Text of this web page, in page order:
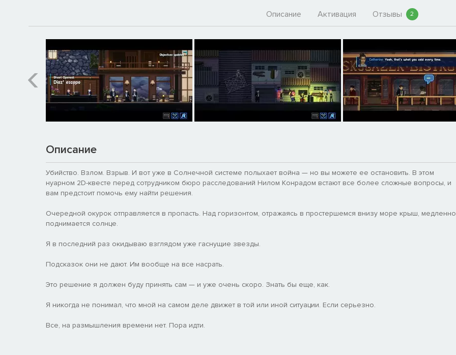
Описание Активация Отзывы 2
Описание
Убийство. Взлом. Взрыв. И вот уже в Солнечной системе полыхает война — но вы можете ее остановить. В этом
нуарном 2D-квесте перед сотрудником бюро расследований Нилом Конрадом встают все более сложные вопросы, и
вам предстоит помочь ему найти решения.
Очередной окурок отправляется в пропасть. Над горизонтом, отражаясь в простершемся внизу море крыш, медленно
поднимается солнце.
Я в последний раз окидываю взглядом уже гаснущие звезды.
Подсказок они не дают. Им вообще на все насрать.
Это решение я должен буду принять сам — и уже очень скоро. Знать бы еще, как.
Я никогда не понимал, что мной на самом деле движет в той или иной ситуации. Если серьезно.
Все, на размышления времени нет. Пора идти.